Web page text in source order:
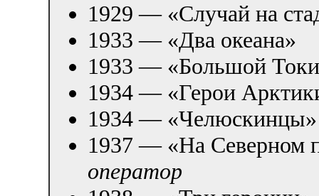
1929 — «Случай на
1933 — «Два океана»
1933 — «Большой
1934 — «Герои
1934 — «Челюскинцы»
1937 — «На
оператор